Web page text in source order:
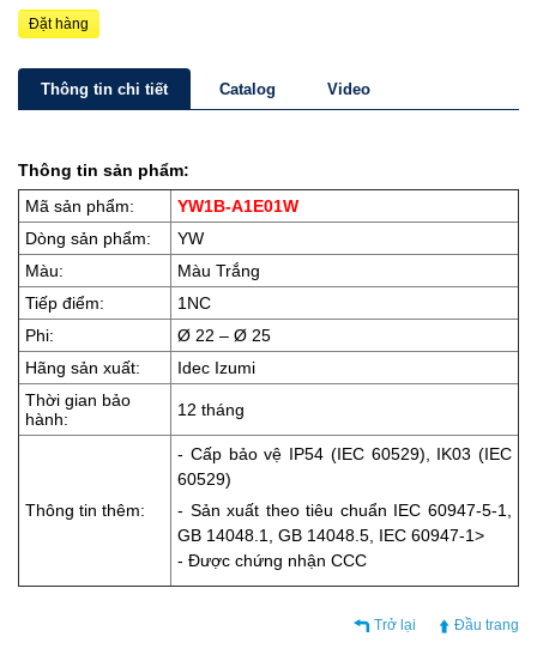
Đặt hàng
Thông tin chi tiết Catalog Video
Thông tin sản phẩm:
Mã sản phẩm:
YW1B-A1E01W
Dòng sản phẩm:
YW
Màu:
Màu Trắng
Tiếp điểm:
1NC
Phi:
Ø 22 – Ø 25
Hãng sản xuất:
Idec Izumi
Thời gian bảo
hành:
12 tháng
Thông tin thêm:
- Cấp bảo vệ IP54 (IEC 60529), IK03 (IEC
60529)
- Sản xuất theo tiêu chuẩn IEC 60947-5-1,
GB 14048.1, GB 14048.5, IEC 60947-1>
- Được chứng nhận CCC
Trở lại Đầu trang